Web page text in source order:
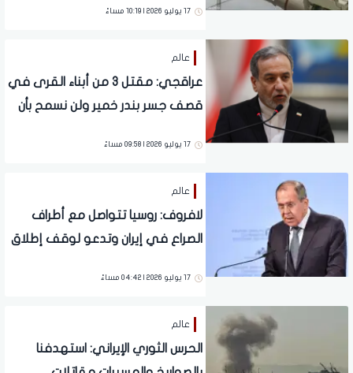
17 يوليو 2026 | 10:19 مساءً
عالم
عراقجي: مقتل 3 من أبناء القرى في
قصف جسر بندر خمير ولن نسمح بأن
17 يوليو 2026 | 09:58 مساءً
عالم
لافروف: روسيا تتواصل مع أطراف
الصراع في إيران وتدعو لوقف إطلاق
17 يوليو 2026 | 04:42 مساءً
عالم
الحرس الثوري الإيراني: استهدفنا